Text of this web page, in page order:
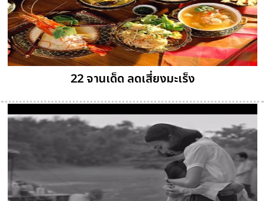
22 จานเด็ด ลดเสี่ยงมะเร็ง